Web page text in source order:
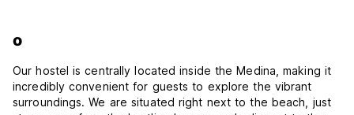
о
Our hostel is centrally located inside the Medina, making it
incredibly convenient for guests to explore the vibrant
surroundings. We are situated right next to the beach, just